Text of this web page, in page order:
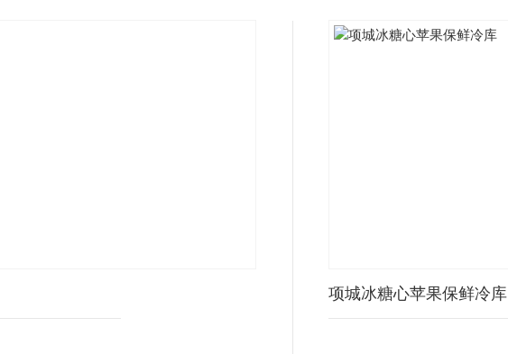
项城冰糖心苹果保鲜冷库